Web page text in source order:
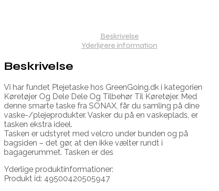
Beskrivelse
Yderligere information
Beskrivelse
Vi har fundet Plejetaske hos GreenGoing.dk i kategorien
Køretøjer Og Dele Dele Og Tilbehør Til Køretøjer. Med
denne smarte taske fra SONAX, får du samling på dine
vaske-/plejeprodukter. Vasker du på en vaskeplads, er
tasken ekstra ideel.
Tasken er udstyret med velcro under bunden og på
bagsiden – det gør, at den ikke vælter rundt i
bagagerummet. Tasken er des
Yderlige produktinformationer:
Produkt id: 49500420505947